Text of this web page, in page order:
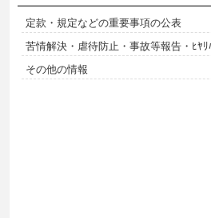
定款・規定などの重要事項の公表
苦情解決・虐待防止・事故等報告・ﾋﾔﾘ
その他の情報